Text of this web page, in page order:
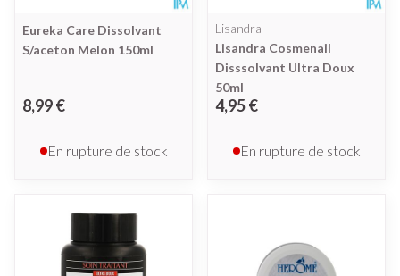
Eureka Care Dissolvant
S/aceton Melon 150ml
8,99 €
En rupture de stock
Lisandra
Lisandra Cosmenail
Disssolvant Ultra Doux
50ml
4,95 €
En rupture de stock